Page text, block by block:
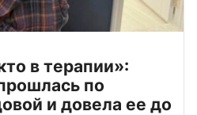
в терапии»:
по
и довела ее до